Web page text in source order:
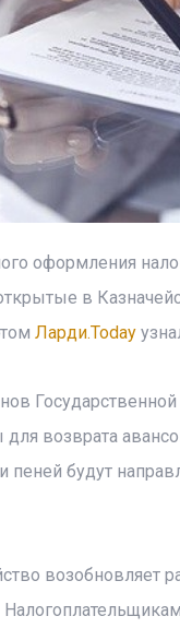
оформления
в
Ларди.Today
возврата
пеней будут